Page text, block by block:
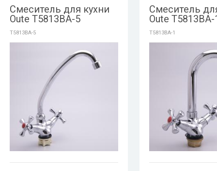
Смеситель для кухни
Oute T5813BA-5
T5813BA-5
Смеситель
Oute T5813BA-
T5813BA-1